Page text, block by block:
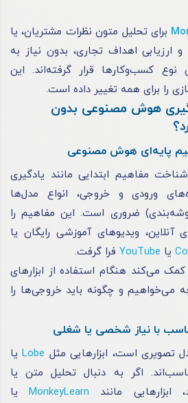
برای تحلیل متون نظرات مشتریان، یا
و ارزیابی اهداف تجاری، بدون نیاز به
نوع کسب‌وکارها قرار گرفته‌اند. این
را برای همه تغییر داده است.
هوش مصنوعی بدون
پایه‌ای هوش مصنوعی
شناخت مفاهیم ابتدایی مانند یادگیری
ورودی و خروجی، انواع مدل‌ها
ضروری است. این مفاهیم را
آنلاین، ویدیوهای آموزشی رایگان یا
یا YouTube فرا گرفت.
می‌کند هنگام استفاده از ابزارهای
می‌خواهیم و چگونه باید خروجی‌ها را
با نیاز شخصی یا شغلی
است، ابزارهایی مثل Lobe یا
اگر به دنبال تحلیل متن یا
مانند MonkeyLearn
یا